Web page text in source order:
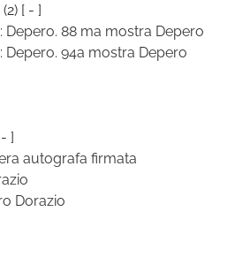
(2) [ - ]
Depero. 88 ma mostra Depero
Depero. 94a mostra Depero
]
autografa firmata
Dorazio